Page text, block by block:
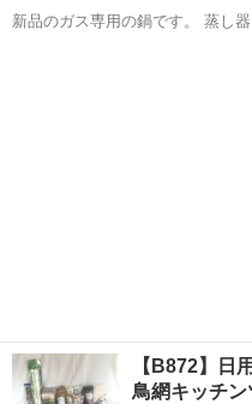
新品のガス専用の鍋です。 蒸し
【B872】日
鳥網キッチ